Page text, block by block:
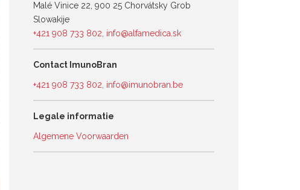
Malé Vinice 22, 900 25 Chorvátsky Grob
Slowakije
+421 908 733 802 info@alfamedica.sk
Contact ImunoBran
+421 908 733 802 info@imunobran.be
Legale informatie
Algemene Voorwaarden